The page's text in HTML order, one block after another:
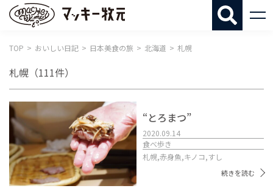
TOP おいしい日記 日本美食の旅 北海道 札幌
札幌 （111件）
“とろまつ”
2020.09.14
食べ歩き
札幌,赤身魚,キノコ,すし
続きを読む